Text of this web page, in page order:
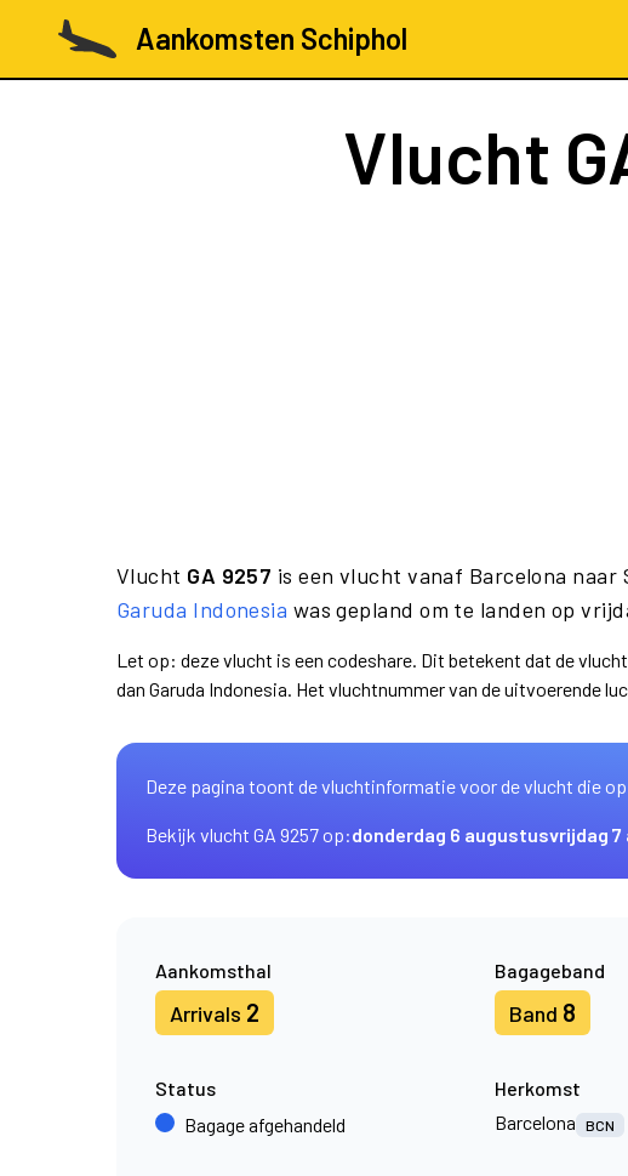
Aankomsten Schiphol
Vlucht
Vlucht GA 9257 is een vlucht vanaf Barcelona
Garuda Indonesia was gepland om te landen op
Let op: deze vlucht is een codeshare. Dit betekent dat de
dan Garuda Indonesia. Het vluchtnummer van de uitvoerende
Deze pagina toont de vluchtinformatie voor de vlucht die op
Bekijk vlucht GA 9257 op:donderdag 6 augustusvrijdag
Aankomsthal
Arrivals 2
Bagageband
Band 8
Status
Bagage afgehandeld
Herkomst
Barcelona
BCN